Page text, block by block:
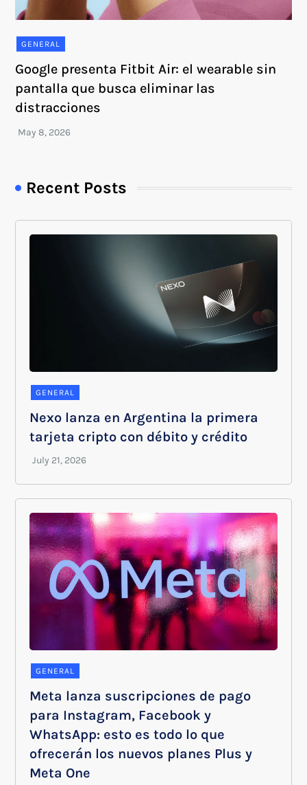
GENERAL
Google presenta Fitbit Air: el wearable sin
pantalla que busca eliminar las
distracciones
Recent Posts
GENERAL
Nexo lanza en Argentina la primera
tarjeta cripto con débito y crédito
GENERAL
Meta lanza suscripciones de pago
para Instagram, Facebook y
WhatsApp: esto es todo lo que
ofrecerán los nuevos planes Plus y
Meta One